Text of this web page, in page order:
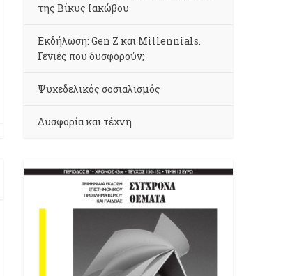
της Βίκυς Ιακώβου
Εκδήλωση: Gen Z και Millennials.
Γενιές που δυσφορούν;
Ψυχεδελικός σοσιαλισμός
Δυσφορία και τέχνη